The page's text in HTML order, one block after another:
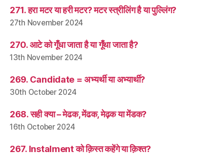
271. हरा मटर या हरी मटर? मटर स्त्रीलिंग है या पुल्लिंग?
27th November 2024
270. आटे को गूँधा जाता है या गूँथा जाता है?
13th November 2024
269. Candidate = अभ्यर्थी या अभ्यार्थी?
30th October 2024
268. सही क्या – मेढक, मेंढक, मेढ़क या मेंडक?
16th October 2024
267. Instalment को क़िस्त कहेंगे या क़िश्त?